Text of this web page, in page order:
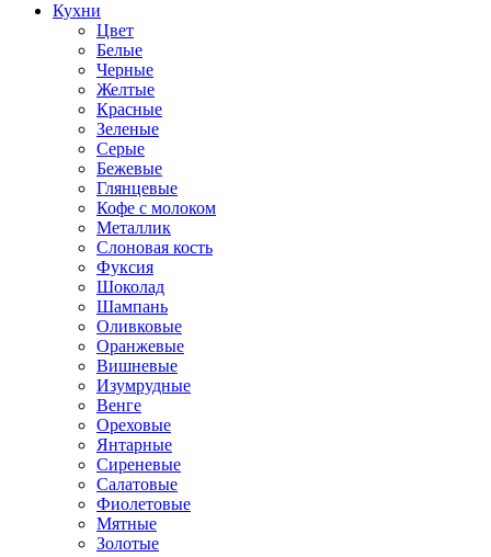
Кухни
Цвет
Белые
Черные
Желтые
Красные
Зеленые
Серые
Бежевые
Глянцевые
Кофе с молоком
Металлик
Слоновая кость
Фуксия
Шоколад
Шампань
Оливковые
Оранжевые
Вишневые
Изумрудные
Венге
Ореховые
Янтарные
Сиреневые
Салатовые
Фиолетовые
Мятные
Золотые